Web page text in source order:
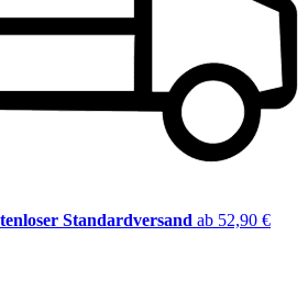
Standardversand ab 52,90 €